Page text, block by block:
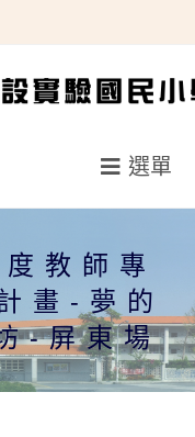
選單
教師專
畫-夢的
-屏東場